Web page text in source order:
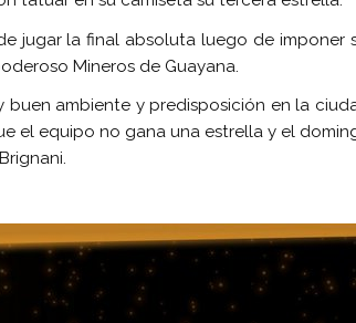
jugar la final absoluta luego de imponer
Mineros de Guayana.
buen ambiente y predisposición en la
el equipo no gana una estrella y el